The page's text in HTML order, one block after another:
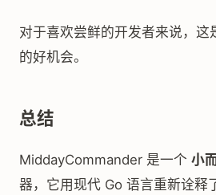
对于喜欢尝鲜的开发者来说，这
的好机会。
总结
MiddayCommander 是一个 小
器，它用现代 Go 语言重新诠释